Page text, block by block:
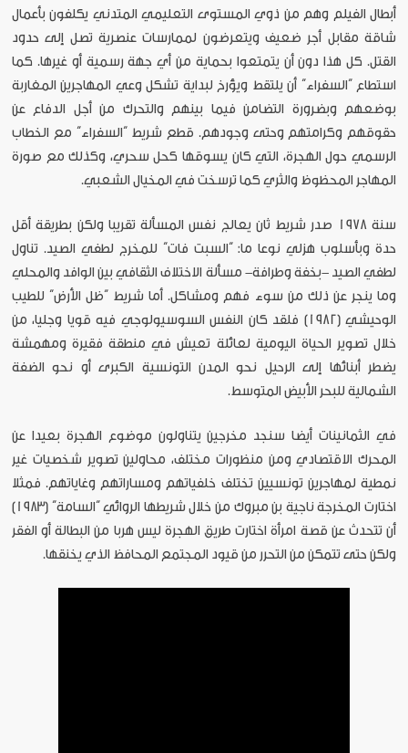
أبطال الفيلم وهم من ذوي المستوى التعليمي المتدني يكلفون بأعمال
شاقة مقابل أجر ضعيف ويتعرضون لممارسات عنصرية تصل إلى حدود
القتل. كل هذا دون أن يتمتعوا بحماية من أي جهة رسمية أو غيرها. كما
استطاع “السفراء” أن يلتقط ويؤرخ لبداية تشكل وعي المهاجرين المغاربة
بوضعهم وبضرورة التضامن فيما بينهم والتحرك من أجل الدفاع عن
حقوقهم وكرامتهم وحتى وجودهم. قطع شريط “السفراء” مع الخطاب
الرسمي حول الهجرة، التي كان يسوقها كحل سحري، وكذلك مع صورة
المهاجر المحظوظ والثري كما ترسخت في المخيال الشعبي.
سنة 1978 صدر شريط ثان يعالج نفس المسألة تقريبا ولكن بطريقة أقل
حدة وبأسلوب هزلي نوعا ما: “السبت فات” للمخرج لطفي الصيد. تناول
لطفي الصيد -بخفة وطرافة- مسألة الاختلاف الثقافي بين الوافد والمحلي
وما ينجر عن ذلك من سوء فهم ومشاكل. أما شريط “ظل الأرض” للطيب
الوحيشي (1982) فلقد كان النفس السوسيولوجي فيه قويا وجليا، من
خلال تصوير الحياة اليومية لعائلة تعيش في منطقة فقيرة ومهمشة
يضطر أبنائها إلى الرحيل نحو المدن التونسية الكبرى أو نحو الضفة
الشمالية للبحر الأبيض المتوسط.
في الثمانينات أيضا سنجد مخرجين يتناولون موضوع الهجرة بعيدا عن
المحرك الاقتصادي ومن منظورات مختلف، محاولين تصوير شخصيات غير
نمطية لمهاجرين تونسيين تختلف خلفياتهم ومساراتهم وغاياتهم. فمثلا
اختارت المخرجة ناجية بن مبروك من خلال شريطها الروائي “السامة” (1983)
أن تتحدث عن قصة امرأة اختارت طريق الهجرة ليس هربا من البطالة أو الفقر
ولكن حتى تتمكن من التحرر من قيود المجتمع المحافظ الذي يخنقها.